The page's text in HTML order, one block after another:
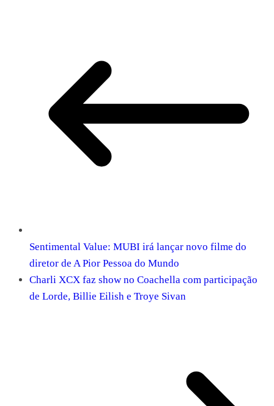
Sentimental Value: MUBI irá lançar novo filme do
diretor de A Pior Pessoa do Mundo
Charli XCX faz show no Coachella com participação
de Lorde, Billie Eilish e Troye Sivan